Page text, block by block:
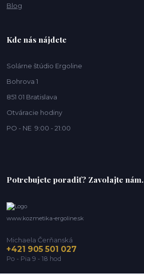
Blog
Kde nás nájdete
Solárne štúdio Ergoline
Bohrova 1
851 01 Bratislava
Otváracie hodiny
PO - NE 9:00 - 21:00
Potrebujete poradiť? Zavolajte nám.
www.kozmetika-ergoline.sk
Michaela Čerňanská
+421 905 501 027
Po - Pia 9 - 18 hod